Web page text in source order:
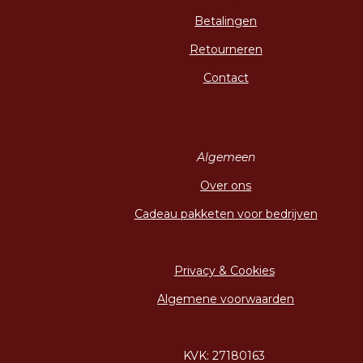
Betalingen
Retourneren
Contact
Algemeen
Over ons
Cadeau pakketen voor bedrijven
Privacy & Cookies
Algemene voorwaarden
KVK: 27180163